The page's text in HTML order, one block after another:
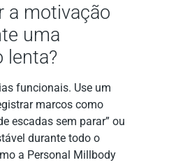
a motivação
uma
lenta?
funcionais. Use um
marcos como
escadas sem parar” ou
durante todo o
a Personal Millbody